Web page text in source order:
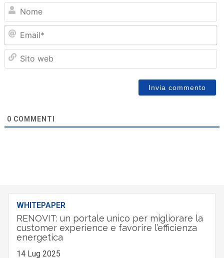
0 COMMENTI
WHITEPAPER
RENOVIT: un portale unico per migliorare la
customer experience e favorire l’efficienza
energetica
14 Lug 2025